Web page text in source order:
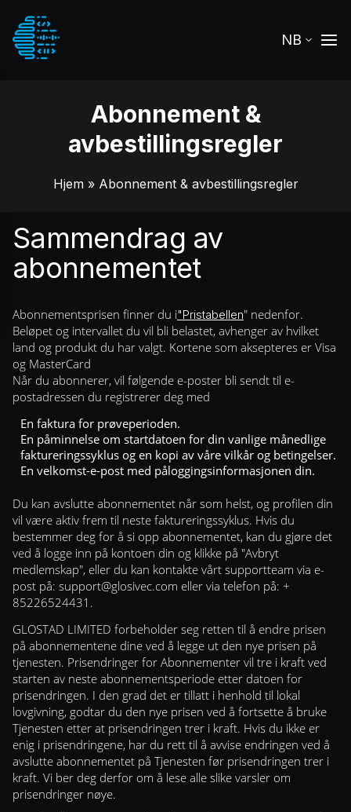
NB
Abonnement &
avbestillingsregler
Hjem » Abonnement & avbestillingsregler
Sammendrag av
abonnementet
Abonnementsprisen finner du i"Pristabellen" nedenfor.
Beløpet og intervallet du vil bli belastet, avhenger av hvilket
land og produkt du har valgt. Kortene som aksepteres er Visa
og MasterCard
Når du abonnerer, vil følgende e-poster bli sendt til e-
postadressen du registrerer deg med
En faktura for prøveperioden.
En påminnelse om startdatoen for din vanlige månedlige
faktureringssyklus og en kopi av våre vilkår og betingelser.
En velkomst-e-post med påloggingsinformasjonen din.
Du kan avslutte abonnementet når som helst, og profilen din
vil være aktiv frem til neste faktureringssyklus. Hvis du
bestemmer deg for å si opp abonnementet, kan du gjøre det
ved å logge inn på kontoen din og klikke på "Avbryt
medlemskap", eller du kan kontakte vårt supportteam via e-
post på: support@glosivec.com eller via telefon på: +
85226524431.
GLOSTAD LIMITED forbeholder seg retten til å endre prisen
på abonnementene dine ved å legge ut den nye prisen på
tjenesten. Prisendringer for Abonnementer vil tre i kraft ved
starten av neste abonnementsperiode etter datoen for
prisendringen. I den grad det er tillatt i henhold til lokal
lovgivning, godtar du den nye prisen ved å fortsette å bruke
Tjenesten etter at prisendringen trer i kraft. Hvis du ikke er
enig i prisendringene, har du rett til å avvise endringen ved å
avslutte abonnementet på Tjenesten før prisendringen trer i
kraft. Vi ber deg derfor om å lese alle slike varsler om
prisendringer nøye.